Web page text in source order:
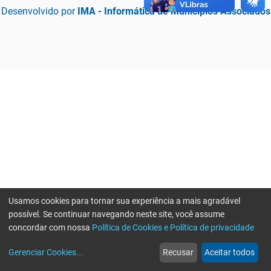
Desenvolvido por IMA - Informática de Municípios Associados
web
Notícias
more_horiz
Mais
Usamos cookies para tornar sua experiência a mais agradável
possível. Se continuar navegando neste site, você assume
concordar com nossa Política de Cookies e Política de privacidade
Gerenciar Cookies... Recusar Aceitar todos
Erro ao enviar informações, por favor tente novamente